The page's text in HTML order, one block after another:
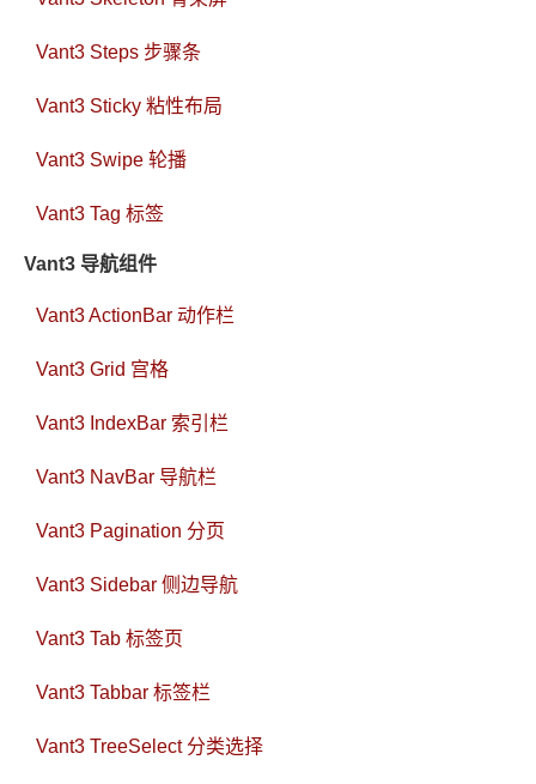
Vant3 Steps 步骤条
Vant3 Sticky 粘性布局
Vant3 Swipe 轮播
Vant3 Tag 标签
Vant3 导航组件
Vant3 ActionBar 动作栏
Vant3 Grid 宫格
Vant3 IndexBar 索引栏
Vant3 NavBar 导航栏
Vant3 Pagination 分页
Vant3 Sidebar 侧边导航
Vant3 Tab 标签页
Vant3 Tabbar 标签栏
Vant3 TreeSelect 分类选择